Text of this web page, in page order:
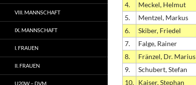
4.
Meckel, Helmut
5.
Mentzel, Markus
6.
Skiber, Friedel
7.
Falge, Rainer
8.
Fränzel, Dr. Marius
9.
Schubert, Stefan
10. Kaiser, Stephan
VIII. MANNSCHAFT
IX. MANNSCHAFT
I. FRAUEN
II. FRAUEN
U20W – DVM